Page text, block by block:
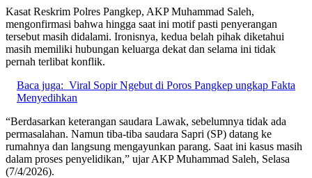
Kasat Reskrim Polres Pangkep, AKP Muhammad Saleh,
mengonfirmasi bahwa hingga saat ini motif pasti penyerangan
tersebut masih didalami. Ironisnya, kedua belah pihak diketahui
masih memiliki hubungan keluarga dekat dan selama ini tidak
pernah terlibat konflik.
Baca juga: Viral Sopir Ngebut di Poros Pangkep ungkap Fakta
Menyedihkan
“Berdasarkan keterangan saudara Lawak, sebelumnya tidak ada
permasalahan. Namun tiba-tiba saudara Sapri (SP) datang ke
rumahnya dan langsung mengayunkan parang. Saat ini kasus masih
dalam proses penyelidikan,” ujar AKP Muhammad Saleh, Selasa
(7/4/2026).